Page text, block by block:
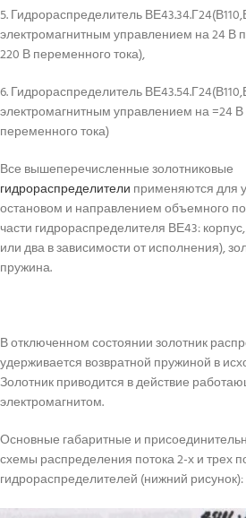
5. Гидрораспределитель
электромагнитным управлением на 24 В
220 В переменного тока),
6. Гидрораспределитель
электромагнитным управлением на =24 В
переменного тока)
Все вышеперечисленные золотниковые
гидрораспределители применяются для
остановом и направлением объемного
части гидрораспределителя ВЕ43:
или два в зависимости от исполнения),
пружина.
В отключенном состоянии золотник
удерживается возвратной пружиной в
Золотник приводится в действие
электромагнитом.
Основные габаритные и
схемы распределения потока 2-х и трех
гидрораспределителей (нижний рисунок):